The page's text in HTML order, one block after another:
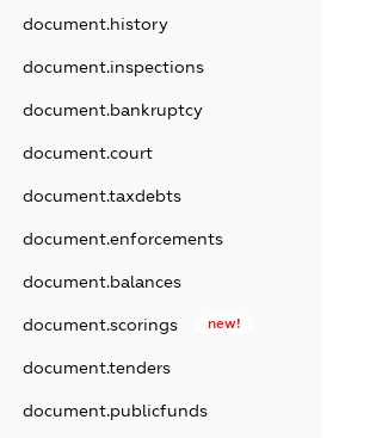
document.history
document.inspections
document.bankruptcy
document.court
document.taxdebts
document.enforcements
document.balances
document.scorings new!
document.tenders
document.publicfunds